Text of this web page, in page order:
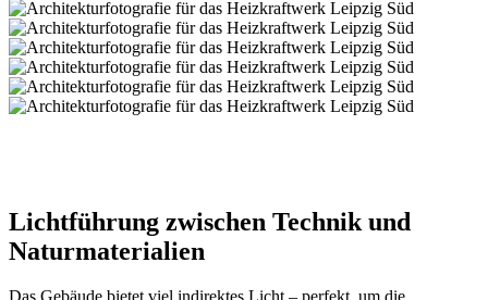
Lichtführung zwischen Technik und
Naturmaterialien